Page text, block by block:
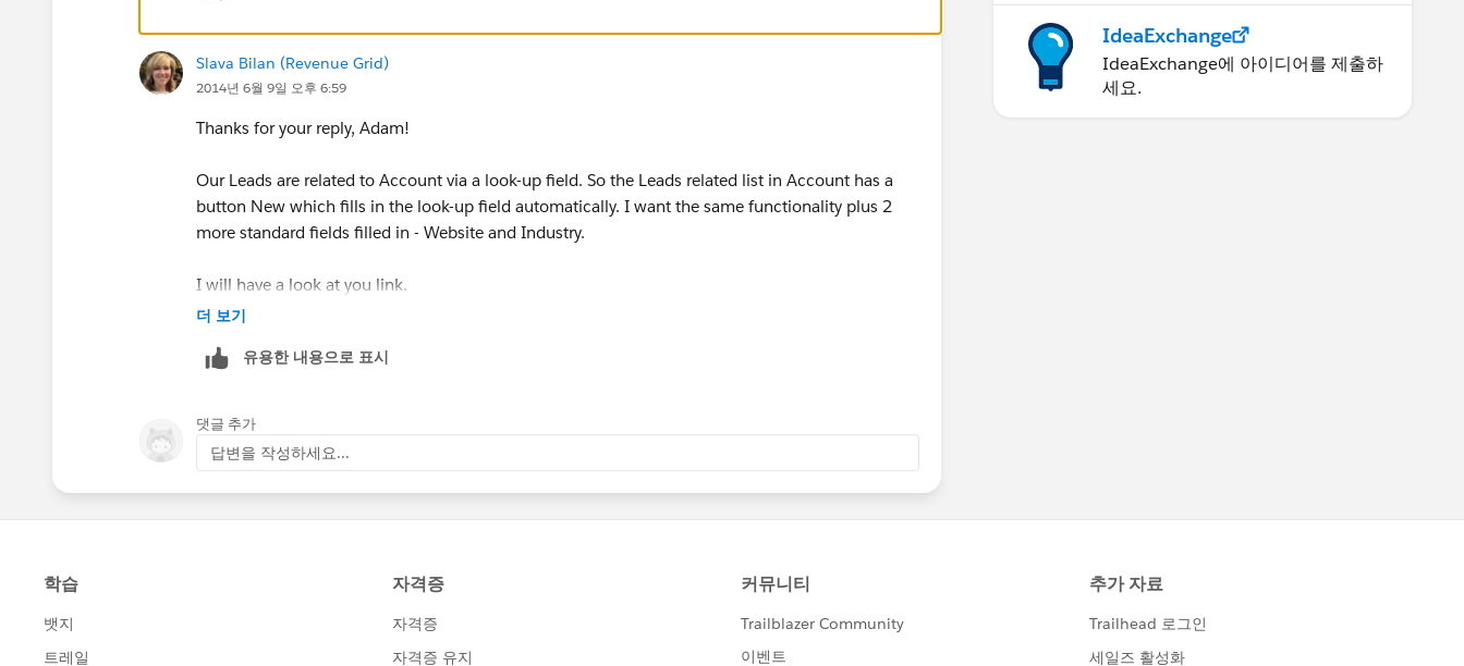
Slava Bilan (Revenue Grid)
2014년 6월 9일 오후 6:59
Thanks for your reply, Adam!
Our Leads are related to Account via a look-up field. So the Leads related list in Account has a
button New which fills in the look-up field automatically. I want the same functionality plus 2
more standard fields filled in - Website and Industry.
I will have a look at you link.
더 보기
유용한 내용으로 표시
댓글 추가
답변을 작성하세요...
IdeaExchange
IdeaExchange에 아이디어를 제출하
세요.